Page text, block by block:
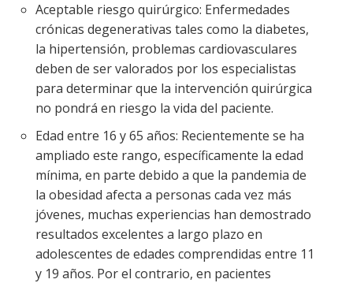
Aceptable riesgo quirúrgico: Enfermedades
crónicas degenerativas tales como la diabetes,
la hipertensión, problemas cardiovasculares
deben de ser valorados por los especialistas
para determinar que la intervención quirúrgica
no pondrá en riesgo la vida del paciente.
Edad entre 16 y 65 años: Recientemente se ha
ampliado este rango, específicamente la edad
mínima, en parte debido a que la pandemia de
la obesidad afecta a personas cada vez más
jóvenes, muchas experiencias han demostrado
resultados excelentes a largo plazo en
adolescentes de edades comprendidas entre 11
y 19 años. Por el contrario, en pacientes